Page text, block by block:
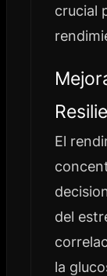
crucial
El
del
la